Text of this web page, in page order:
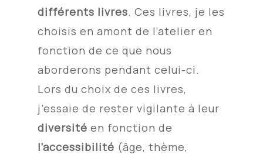
différents livres. Ces livres, je les
choisis en amont de l’atelier en
fonction de ce que nous
aborderons pendant celui-ci.
Lors du choix de ces livres,
j’essaie de rester vigilante à leur
diversité en fonction de
l’accessibilité (âge, thème,